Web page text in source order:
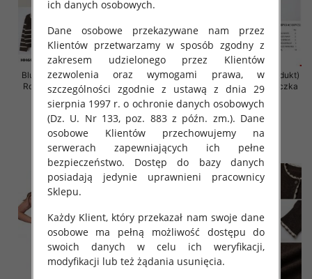
Bluzki damskie (Francja produkt)
Roz Standard, Mix Kolor Paczka
10 szt
50.00 zł
szczegóły
Bluzki damskie (Francja produkt)
Roz Standard, Mix Kolor Paczka
10 szt
50.00 zł
szczegóły
ich danych osobowych.
Dane osobowe przekazywane nam przez
Klientów przetwarzamy w sposób zgodny z
zakresem udzielonego przez Klientów
zezwolenia oraz wymogami prawa, w
szczególności zgodnie z ustawą z dnia 29
sierpnia 1997 r. o ochronie danych osobowych
(Dz. U. Nr 133, poz. 883 z późn. zm.). Dane
osobowe Klientów przechowujemy na
serwerach zapewniających ich pełne
bezpieczeństwo. Dostęp do bazy danych
posiadają jedynie uprawnieni pracownicy
Sklepu.
Każdy Klient, który przekazał nam swoje dane
osobowe ma pełną możliwość dostępu do
swoich danych w celu ich weryfikacji,
modyfikacji lub też żądania usunięcia.